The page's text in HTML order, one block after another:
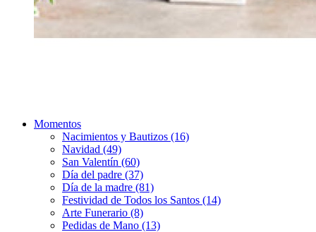
Momentos
Nacimientos y Bautizos (16)
Navidad (49)
San Valentín (60)
Día del padre (37)
Día de la madre (81)
Festividad de Todos los Santos (14)
Arte Funerario (8)
Pedidas de Mano (13)